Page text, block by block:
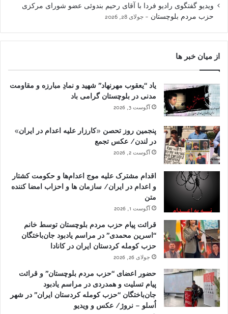
ویدیو گفتگوی رادیو فردا با آقای رحیم بندوئی عضو شورای مرکزی
حزب مردم بلوچستان
جولای 28, 2026
از میان خبر ها
یاد “یعقوب مهرنهاد” شهید و نمادِ مبارزه و مقاومت
مدنی در بلوچستان گرامی باد
آگوست 3, 2026
پنجمین روز تحصن «کارزار علیه اعدام در ایران»
در لندن/ عکس تجمع
آگوست 2, 2026
اقدام مشترک علیه موج اعدام‌ها و حکومت کشتار
و اعدام در ایران/ سازمان ها و احزاب امضا کننده
متن
آگوست 1, 2026
قرائت پیام حزب مردم بلوچستان توسط خانم
“اسرین محمدی” در مراسم یادبود جان‌باختگان
حزب کومله کردستان ایران در کانادا
جولای 26, 2026
حضور اعضای “حزب مردم بلوچستان” و قرائت
پیام تسلیت و همدردی در مراسم یادبود
جان‌باختگان “حزب کومله کردستان ایران” در شهر
اُسلو – نروژ/ عکس و ویدیو